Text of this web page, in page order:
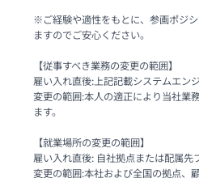
※ご経験や適性をもとに、参画ポジ
ますのでご安心ください。
【従事すべき業務の変更の範囲】
雇い入れ直後:上記記載システムエン
変更の範囲:本人の適正により当社業
ます。
【就業場所の変更の範囲】
雇い入れ直後: 自社拠点または配属先
変更の範囲:本社および全国の拠点、